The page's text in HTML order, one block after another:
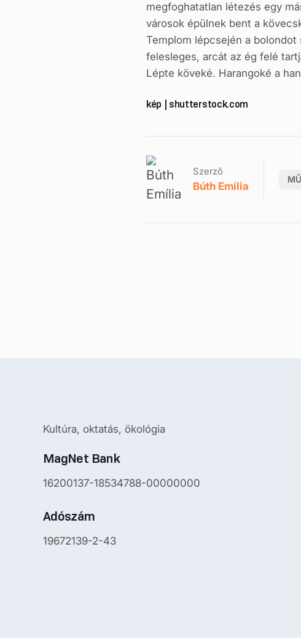
megfoghatatlan létezés egy
városok épülnek bent a
Templom lépcsején a bolondot
felesleges, arcát az ég felé
Lépte köveké. Harangoké a
kép | shutterstock.com
Szerző
Búth Emília
Kultúra, oktatás, ökológia
MagNet Bank
16200137-18534788-00000000
Adószám
19672139-2-43